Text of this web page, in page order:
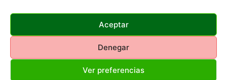
Aceptar
Denegar
Ver preferencias
ofrecer un rendimiento óptimo en superficies interiores.Su
diseño combina materiales sintéticos y cuero natural,
proporcionando durabilidad y un toque preciso del balón.
Características destacadas:
Parte superior de cuero y material sintético